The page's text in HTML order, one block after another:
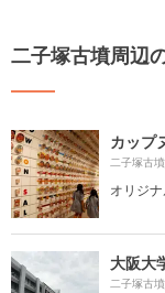
二子塚古墳周辺
カップ
二子塚古
オリジ
大阪大
二子塚古